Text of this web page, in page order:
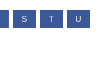
S T U